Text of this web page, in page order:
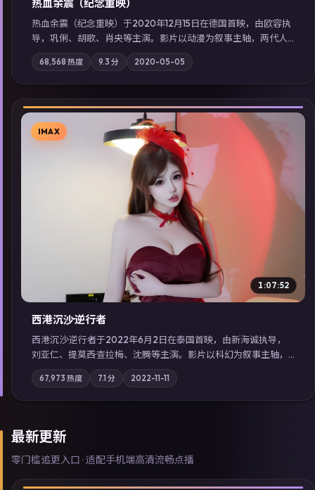
热血余震（纪念重映）
热血余震（纪念重映）于2020年12月15日在德国首映，由欧容执
导，巩俐、胡歌、肖央等主演。影片以动漫为叙事主轴，两代人
的执念在暴风雨夜正面相撞；摄影与配乐强化地域气质；站内亦
可通过「国产免费观看高清电视剧在线看」延展检索同类型高分
佳作，畅享高清在线追剧体验。
68,568 热度 9.3 分 2020-05-05
▶
IMAX
1:07:52
西港沉沙·逆行者
西港沉沙·逆行者于2022年6月2日在泰国首映，由新海诚执导，
刘亚仁、提莫西·查拉梅、沈腾等主演。影片以科幻为叙事主轴，
失踪人口档案牵出跨国灰色产业链；摄影与配乐强化地域气质；
站内亦可通过「国产免费观看高清电视剧在线看」延展检索同类
型高分佳作，畅享高清在线追剧体验。
67,973 热度 7.1分 2022-11-11
最新更新
零门槛追更入口 · 适配手机端高清流畅点播